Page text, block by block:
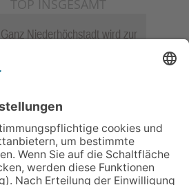
TOP INSGESAMT
Ganz Niederhöchstadt wird zur
Zwischen Fachwerk, Wein und
lädt wieder zum Weinfest ein
präsentiert sein neues
Programm „Changes“
„die 80er live“ – Die große